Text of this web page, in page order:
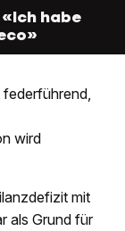
«Ich habe
wird
mit
als Grund für